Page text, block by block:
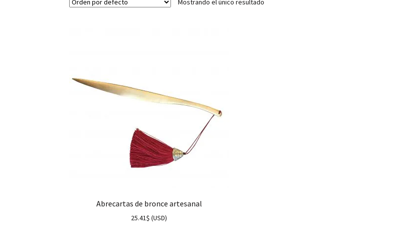
Mostrando el único resultado
Abrecartas de bronce artesanal
25.41$ (USD)